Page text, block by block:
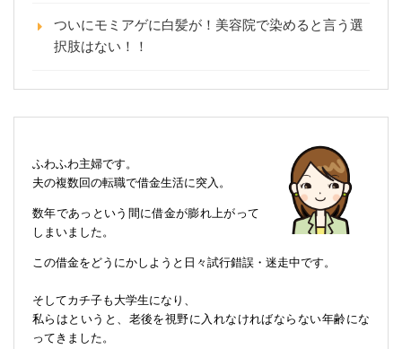
ついにモミアゲに白髪が！美容院で染めると言う選
択肢はない！！
ふわふわ主婦です。
夫の複数回の転職で借金生活に突入。
数年であっという間に借金が膨れ上がって
しまいました。
この借金をどうにかしようと日々試行錯誤・迷走中です。
そしてカチ子も大学生になり、
私らはというと、老後を視野に入れなければならない年齢にな
ってきました。